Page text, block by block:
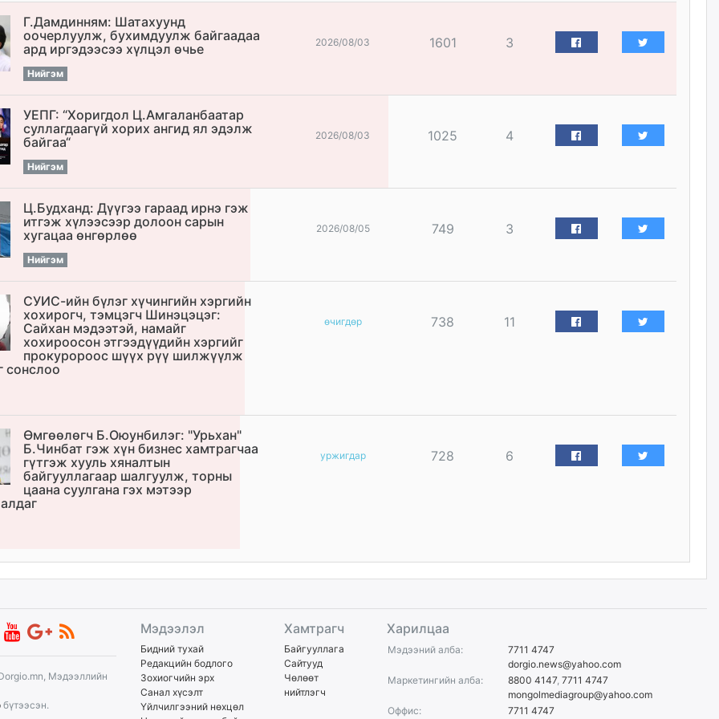
наймдугаар сарын 14-нөөс
уржигдар
авто зам, тохижилт
холбоотой ГОМДОЛ их байгааг
дурдлаа
дунд яагаад трэнд болов
уржигдар
бизнес хамтрагчаа гүтгэж
хууль хяналтын байгууллагаар
шалгуулж, торны цаана
Д.Амарбаясгалан:
зогсоож, Арабын орнуудаас
нийлүүлэх ажлыг сэргээх
өрийн дэвтэр долоо хоногт л
тасралтгүй үргэлжилж байна
уржигдар
Г.Дамдинням: Шатахуунд
оочерлуулж, бухимдуулж байгаадаа
ард иргэдээсээ хүлцэл өчье
Нийгэм
2026/08/03 1601 3
УЕПГ: “Хоригдол Ц.Амгаланбаатар
cуллагдаагүй хорих ангид ял эдэлж
байгаа“
Нийгэм
2026/08/03 1025 4
Ц.Будханд: Дүүгээ гараад ирнэ гэж
итгэж хүлээсээр долоон сарын
хугацаа өнгөрлөө
Нийгэм
2026/08/05 749 3
СУИС-ийн бүлэг хүчингийн хэргийн
хохирогч, тэмцэгч Шинэцэцэг:
Сайхан мэдээтэй, намайг
хохироосон этгээдүүдийн хэргийг
прокуророос шүүх рүү шилжүүлж
сонслоо
өчигдѳр 738 11
Өмгөөлөгч Б.Оюунбилэг: "Урьхан"
Б.Чинбат гэж хүн бизнес хамтрагчаа
гүтгэж хууль хяналтын
байгууллагаар шалгуулж, торны
цаана суулгана гэх мэтээр
уржигдар 728 6
Мэдээллийн
бүтээсэн.
Мэдээлэл
Бидний тухай
Редакцийн бодлого
Зохиогчийн эрх
Санал хүсэлт
Үйлчилгээний нөхцөл
Хамтрагч
Байгууллага
Сайтууд
Чөлөөт
нийтлэгч
Харилцаа
Мэдээний алба:
7711 4747
dorgio.news@yahoo.com
Маркетингийн алба:
8800 4147, 7711 4747
mongolmediagroup@yahoo.com
Оффис:
7711 4747